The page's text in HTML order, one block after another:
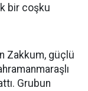
bir coşku
Zakkum, güçlü
Grubun